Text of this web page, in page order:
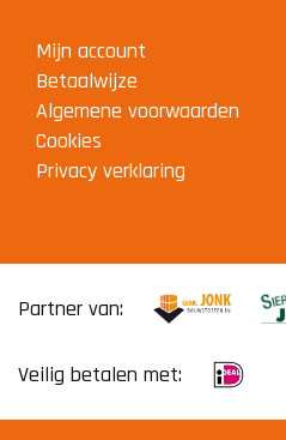
Mijn account
Betaalwijze
Algemene voorwaarden
Cookies
Privacy verklaring
Partner van:
Veilig betalen met: